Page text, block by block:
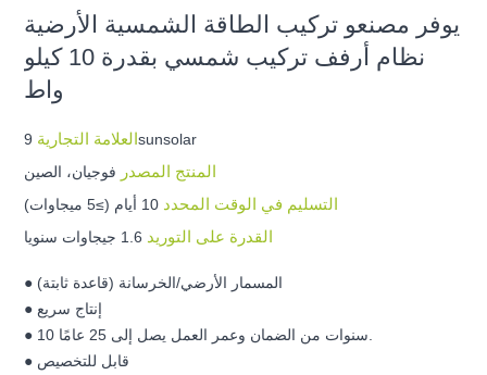
يوفر مصنعو تركيب الطاقة الشمسية الأرضية
نظام أرفف تركيب شمسي بقدرة 10 كيلو
واط
العلامة التجارية9sunsolar
المنتج المصدر فوجيان، الصين
التسليم في الوقت المحدد 10 أيام (≥5 ميجاوات)
القدرة على التوريد 1.6 جيجاوات سنويا
● المسمار الأرضي/الخرسانة (قاعدة ثابتة)
● إنتاج سريع
● قابل للتخصيص